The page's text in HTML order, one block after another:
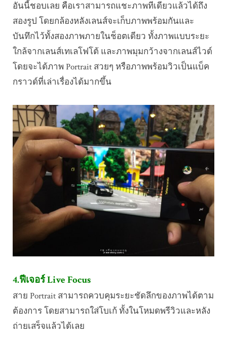
อันนี้ชอบเลย คือเราสามารถแชะภาพทีเดียวแล้วได้ถึง
สองรูป โดยกล้องหลังเลนส์จะเก็บภาพพร้อมกันและ
บันทึกไว้ทั้งสองภาพภายในช็อตเดียว ทั้งภาพแบบระยะ
ใกล้จากเลนส์เทเลโฟโต้ และภาพมุมกว้างจากเลนส์ไวด์
โดยจะได้ภาพ Portrait สวยๆ หรือภาพพร้อมวิวเป็นแบ็ค
กราวด์ที่เล่าเรื่องได้มากขึ้น
4.ฟีเจอร์ Live Focus
สาย Portrait สามารถควบคุมระยะชัดลึกของภาพได้ตาม
ต้องการ โดยสามารถใส่โบเก้ ทั้งในโหมดพรีวิวและหลัง
ถ่ายเสร็จแล้วได้เลย